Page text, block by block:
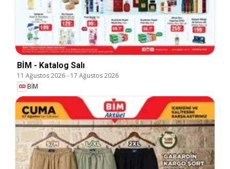
BİM - Katalog Salı
11 Ağustos 2026- 17 Ağustos 2026
BİM